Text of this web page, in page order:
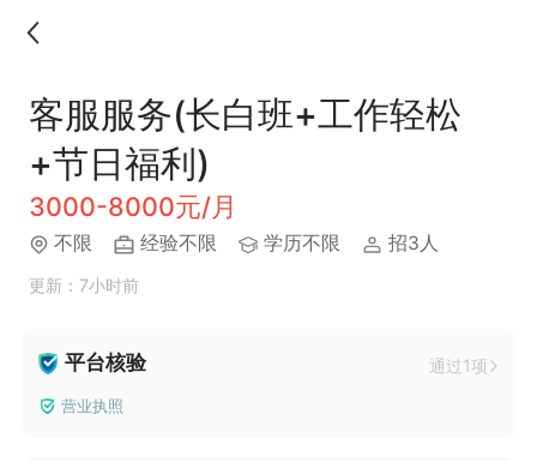
客服服务(长白班+工作轻松
+节日福利)
3000-8000元/月
不限 经验不限 学历不限 招3人
更新：7小时前
平台核验 通过1项
营业执照